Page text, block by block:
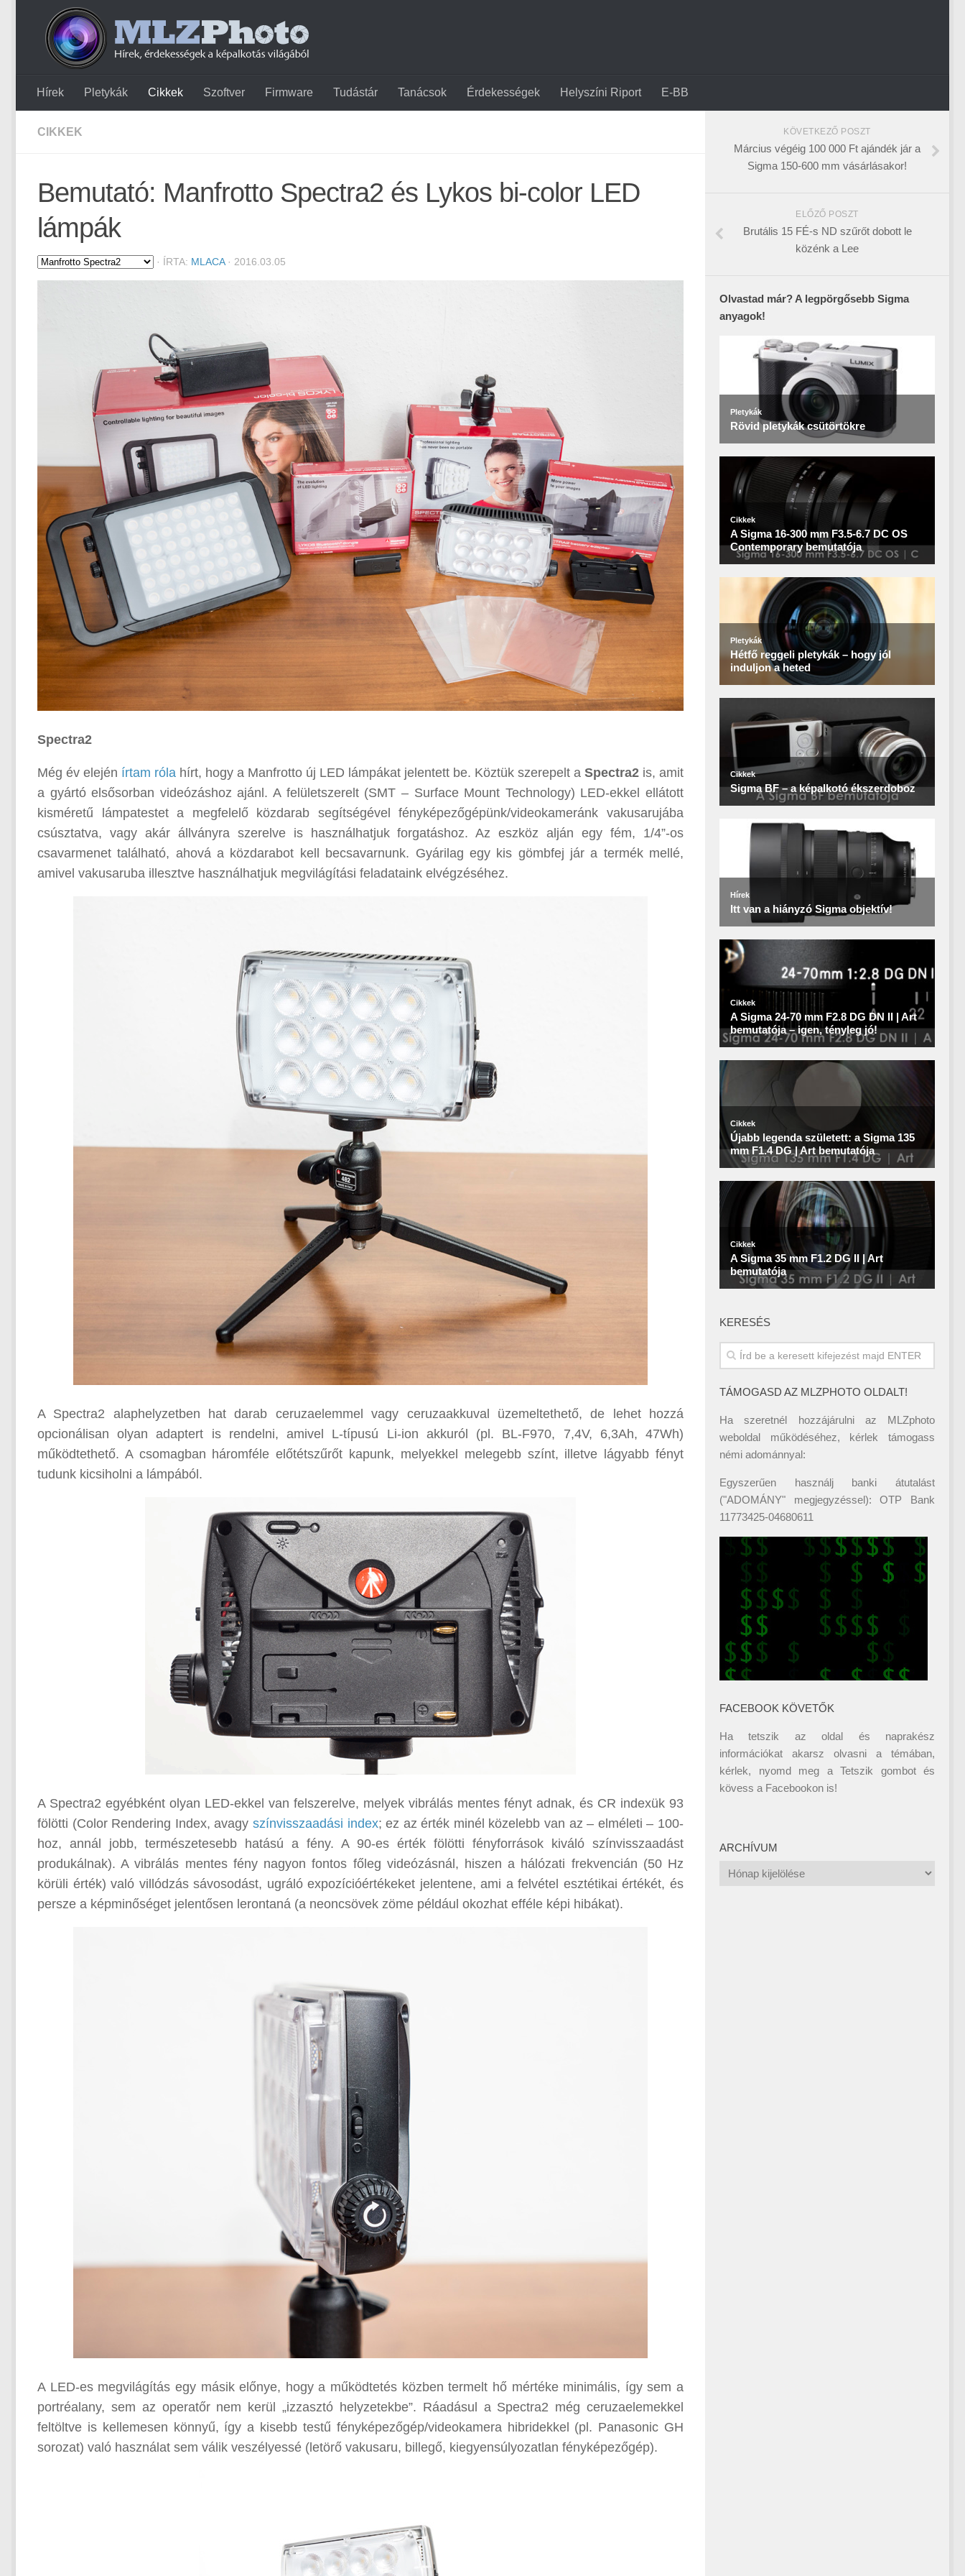
Hírek Pletykák Cikkek Szoftver Firmware Tudástár Tanácsok Érdekességek Helyszíni Riport E-BB
CIKKEK
Bemutató: Manfrotto Spectra2 és Lykos bi-color LED
lámpák
· ÍRTA: MLACA· 2016.03.05
Spectra2
Még év elején írtam róla hírt, hogy a Manfrotto új LED lámpákat jelentett be. Köztük szerepelt a Spectra2 is, amit
a gyártó elsősorban videózáshoz ajánl. A felületszerelt (SMT – Surface Mount Technology) LED-ekkel ellátott
kisméretű lámpatestet a megfelelő közdarab segítségével fényképezőgépünk/videokameránk vakusarujába
csúsztatva, vagy akár állványra szerelve is használhatjuk forgatáshoz. Az eszköz alján egy fém, 1/4”-os
csavarmenet található, ahová a közdarabot kell becsavarnunk. Gyárilag egy kis gömbfej jár a termék mellé,
amivel vakusaruba illesztve használhatjuk megvilágítási feladataink elvégzéséhez.
A Spectra2 alaphelyzetben hat darab ceruzaelemmel vagy ceruzaakkuval üzemeltethető, de lehet hozzá
opcionálisan olyan adaptert is rendelni, amivel L-típusú Li-ion akkuról (pl. BL-F970, 7,4V, 6,3Ah, 47Wh)
működtethető. A csomagban háromféle előtétszűrőt kapunk, melyekkel melegebb színt, illetve lágyabb fényt
tudunk kicsiholni a lámpából.
A Spectra2 egyébként olyan LED-ekkel van felszerelve, melyek vibrálás mentes fényt adnak, és CR indexük 93
fölötti (Color Rendering Index, avagy színvisszaadási index; ez az érték minél közelebb van az – elméleti – 100-
hoz, annál jobb, természetesebb hatású a fény. A 90-es érték fölötti fényforrások kiváló színvisszaadást
produkálnak). A vibrálás mentes fény nagyon fontos főleg videózásnál, hiszen a hálózati frekvencián (50 Hz
körüli érték) való villódzás sávosodást, ugráló expozícióértékeket jelentene, ami a felvétel esztétikai értékét, és
persze a képminőséget jelentősen lerontaná (a neoncsövek zöme például okozhat efféle képi hibákat).
A LED-es megvilágítás egy másik előnye, hogy a működtetés közben termelt hő mértéke minimális, így sem a
portréalany, sem az operatőr nem kerül „izzasztó helyzetekbe”. Ráadásul a Spectra2 még ceruzaelemekkel
feltöltve is kellemesen könnyű, így a kisebb testű fényképezőgép/videokamera hibridekkel (pl. Panasonic GH
sorozat) való használat sem válik veszélyessé (letörő vakusaru, billegő, kiegyensúlyozatlan fényképezőgép).
KÖVETKEZŐ POSZT
Március végéig 100 000 Ft ajándék jár a
Sigma 150-600 mm vásárlásakor!
ELŐZŐ POSZT
Brutális 15 FÉ-s ND szűrőt dobott le
közénk a Lee
Olvastad már? A legpörgősebb Sigma
anyagok!
KERESÉS
TÁMOGASD AZ MLZPHOTO OLDALT!
Ha szeretnél hozzájárulni az MLZphoto
weboldal működéséhez, kérlek támogass
némi adománnyal:
Egyszerűen használj banki átutalást
("ADOMÁNY" megjegyzéssel): OTP Bank
11773425-04680611
FACEBOOK KÖVETŐK
Ha tetszik az oldal és naprakész
információkat akarsz olvasni a témában,
kérlek, nyomd meg a Tetszik gombot és
kövess a Facebookon is!
ARCHÍVUM
Archívum